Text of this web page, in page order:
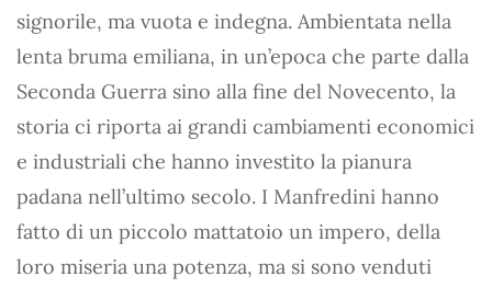
signorile, ma vuota e indegna. Ambientata nella
lenta bruma emiliana, in un’epoca che parte dalla
Seconda Guerra sino alla fine del Novecento, la
storia ci riporta ai grandi cambiamenti economici
e industriali che hanno investito la pianura
padana nell’ultimo secolo. I Manfredini hanno
fatto di un piccolo mattatoio un impero, della
loro miseria una potenza, ma si sono venduti